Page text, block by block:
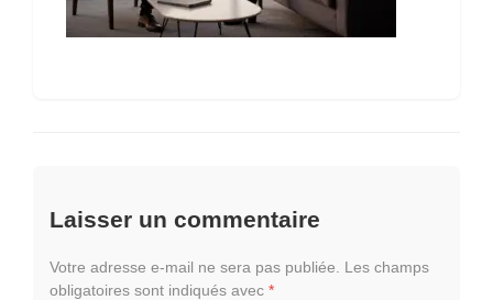
Laisser un commentaire
Votre adresse e-mail ne sera pas publiée.
Les champs
obligatoires sont indiqués avec *